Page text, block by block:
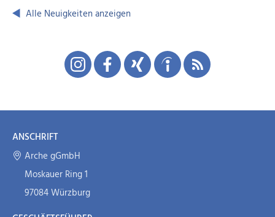
Alle Neuigkeiten anzeigen
ANSCHRIFT
Arche gGmbH
Moskauer Ring 1
97084 Würzburg